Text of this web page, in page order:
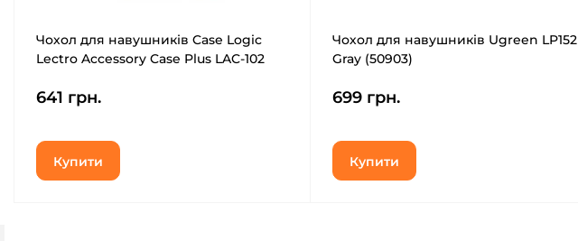
Чохол для навушників Case Logic
Lectro Accessory Case Plus LAC-102
641 грн.
Купити
Чохол для навушників Ugreen LP152
Gray (50903)
699 грн.
Купити